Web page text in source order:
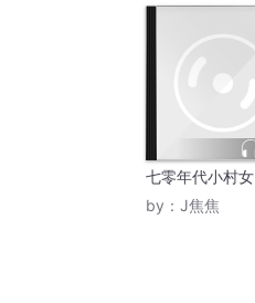
七零年代小村女
by： J焦焦